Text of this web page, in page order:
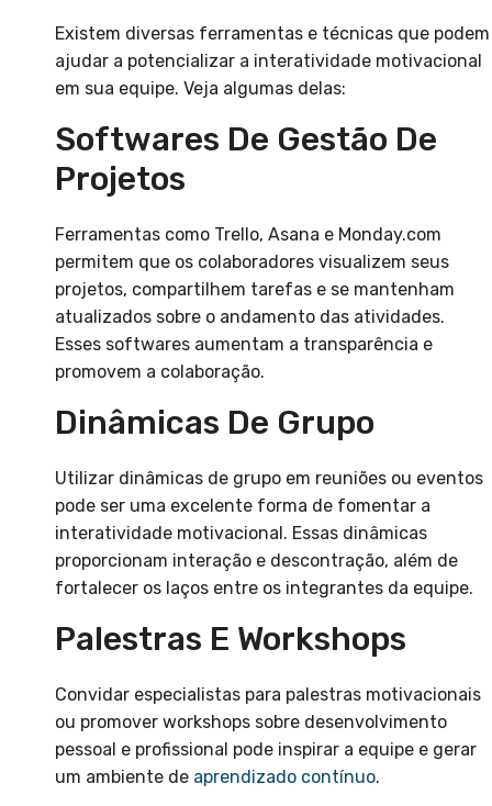
Existem diversas ferramentas e técnicas que podem
ajudar a potencializar a interatividade motivacional
em sua equipe. Veja algumas delas:
Softwares De Gestão De
Projetos
Ferramentas como Trello, Asana e Monday.com
permitem que os colaboradores visualizem seus
projetos, compartilhem tarefas e se mantenham
atualizados sobre o andamento das atividades.
Esses softwares aumentam a transparência e
promovem a colaboração.
Dinâmicas De Grupo
Utilizar dinâmicas de grupo em reuniões ou eventos
pode ser uma excelente forma de fomentar a
interatividade motivacional. Essas dinâmicas
proporcionam interação e descontração, além de
fortalecer os laços entre os integrantes da equipe.
Palestras E Workshops
Convidar especialistas para palestras motivacionais
ou promover workshops sobre desenvolvimento
pessoal e profissional pode inspirar a equipe e gerar
um ambiente de aprendizado contínuo.